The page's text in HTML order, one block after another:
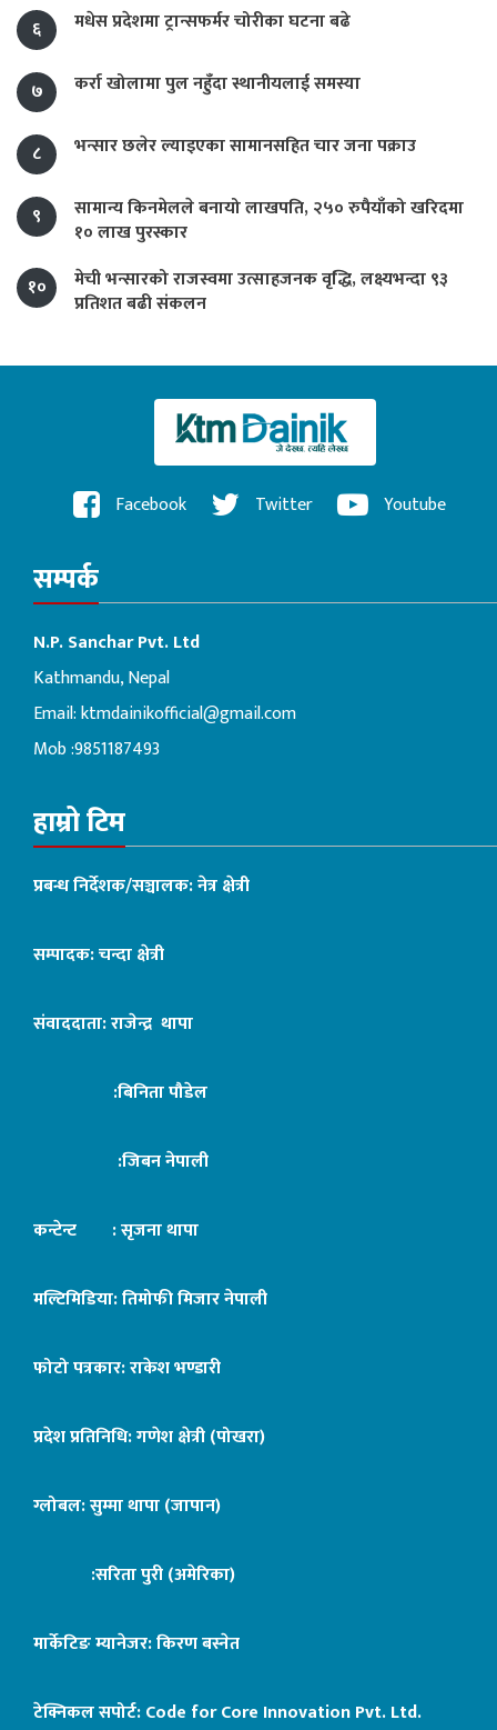
६ मधेस प्रदेशमा ट्रान्सफर्मर चोरीका घटना बढे
७ कर्रा खोलामा पुल नहुँदा स्थानीयलाई समस्या
८ भन्सार छलेर ल्याइएका सामानसहित चार जना पक्राउ
९
सामान्य किनमेलले बनायो लाखपति, २५० रुपैयाँको खरिदमा
१० लाख पुरस्कार
१०
मेची भन्सारको राजस्वमा उत्साहजनक वृद्धि, लक्ष्यभन्दा ९३
प्रतिशत बढी संकलन
Facebook Twitter Youtube
सम्पर्क
N.P. Sanchar Pvt. Ltd
Kathmandu, Nepal
Email:ktmdainikofficial@gmail.com
Mob :9851187493
हाम्रो टिम
प्रबन्ध निर्देशक/सञ्चालक: नेत्र क्षेत्री
सम्पादक: चन्दा क्षेत्री
संवाददाता: राजेन्द्र थापा
:बिनिता पौडेल
:जिबन नेपाली
कन्टेन्ट : सृजना थापा
मल्टिमिडिया: तिमोफी मिजार नेपाली
फोटो पत्रकार: राकेश भण्डारी
प्रदेश प्रतिनिधि: गणेश क्षेत्री (पोखरा)
ग्लोबल: सुम्मा थापा (जापान)
:सरिता पुरी (अमेरिका)
मार्केटिङ म्यानेजर: किरण बस्नेत
टेक्निकल सपोर्ट:Code for Core Innovation Pvt. Ltd.